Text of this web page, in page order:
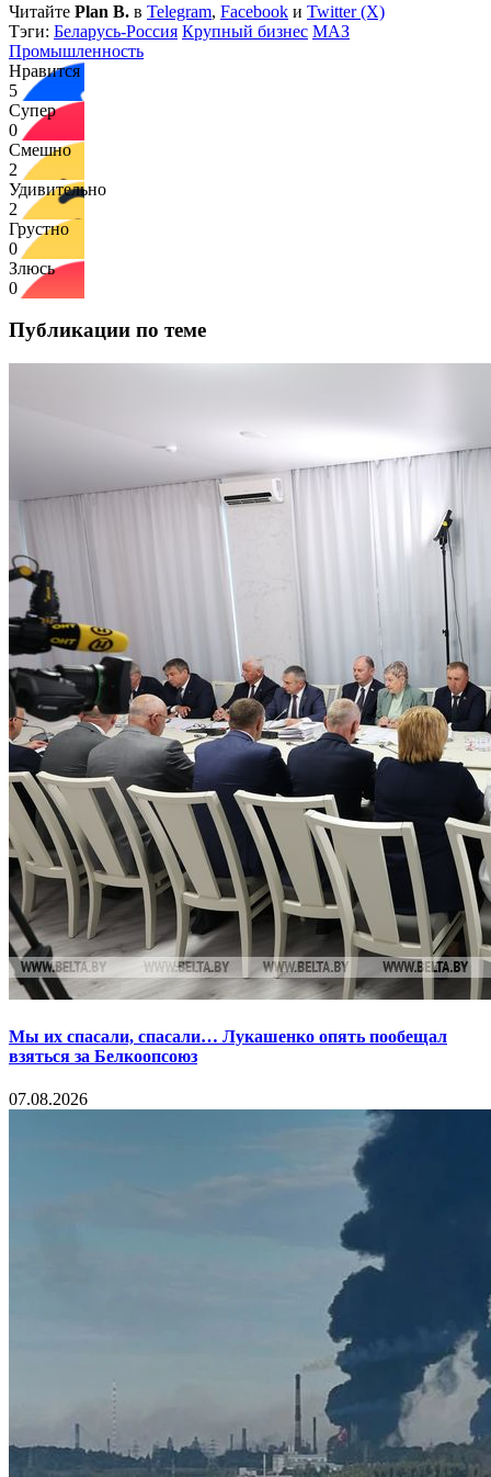
Читайте Plan B. в Telegram, Facebook и Twitter (X)
Тэги: Беларусь-Россия Крупный бизнес МАЗ
Промышленность
Нравится
5
Супер
0
Смешно
2
Удивительно
2
Грустно
0
Злюсь
0
Публикации по теме
Мы их спасали, спасали… Лукашенко опять пообещал
взяться за Белкоопсоюз
07.08.2026